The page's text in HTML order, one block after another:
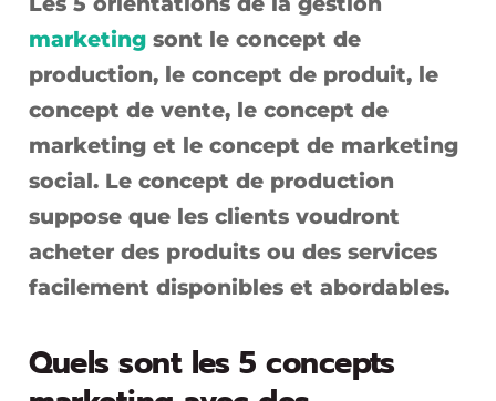
marketingsont le concept de
production, le concept de produit, le
concept de vente, le concept de
marketing et le concept de marketing
social. Le concept de production
suppose que les clients voudront
acheter des produits ou des services
facilement disponibles et abordables.
Quels sont les 5 concepts